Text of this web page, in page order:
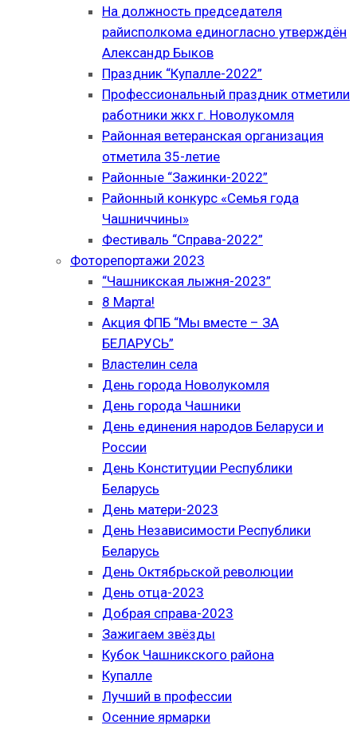
На должность председателя
райисполкома единогласно утверждён
Александр Быков
Праздник “Купалле-2022”
Профессиональный праздник отметили
работники жкх г. Новолукомля
Районная ветеранская организация
отметила 35-летие
Районные “Зажинки-2022”
Районный конкурс «Семья года
Чашниччины»
Фестиваль “Справа-2022”
Фоторепортажи 2023
“Чашникская лыжня-2023”
8 Марта!
Акция ФПБ “Мы вместе – ЗА
БЕЛАРУСЬ”
Властелин села
День города Новолукомля
День города Чашники
День единения народов Беларуси и
России
День Конституции Республики
Беларусь
День матери-2023
День Независимости Республики
Беларусь
День Октябрьской революции
День отца-2023
Добрая справа-2023
Зажигаем звёзды
Кубок Чашникского района
Купалле
Лучший в профессии
Осенние ярмарки